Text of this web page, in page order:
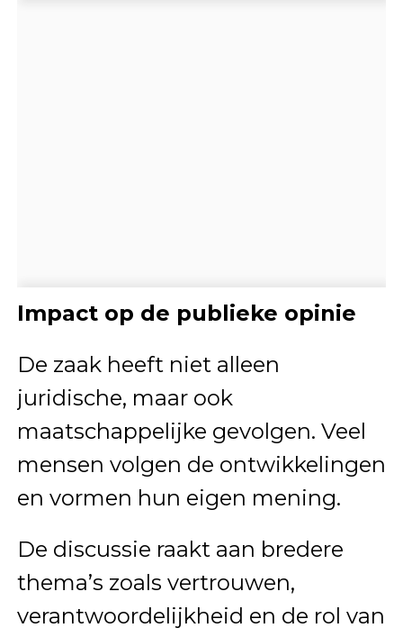
Impact op de publieke opinie
De zaak heeft niet alleen
juridische, maar ook
maatschappelijke gevolgen. Veel
mensen volgen de ontwikkelingen
en vormen hun eigen mening.
De discussie raakt aan bredere
thema’s zoals vertrouwen,
verantwoordelijkheid en de rol van